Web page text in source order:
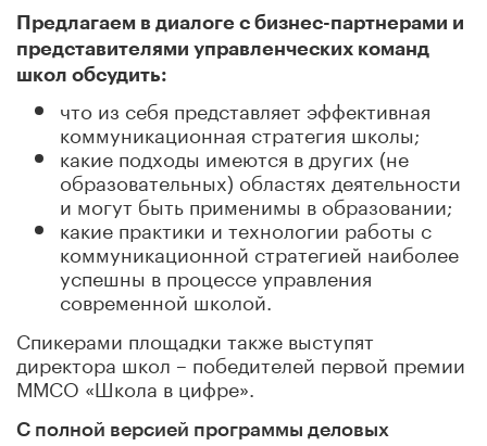
Предлагаем в диалоге с бизнес-партнерами и
представителями управленческих команд
школ обсудить:
что из себя представляет эффективная
коммуникационная стратегия школы;
какие подходы имеются в других (не
образовательных) областях деятельности
и могут быть применимы в образовании;
какие практики и технологии работы с
коммуникационной стратегией наиболее
успешны в процессе управления
современной школой.
Спикерами площадки также выступят
директора школ – победителей первой премии
ММСО «Школа в цифре».
С полной версией программы деловых